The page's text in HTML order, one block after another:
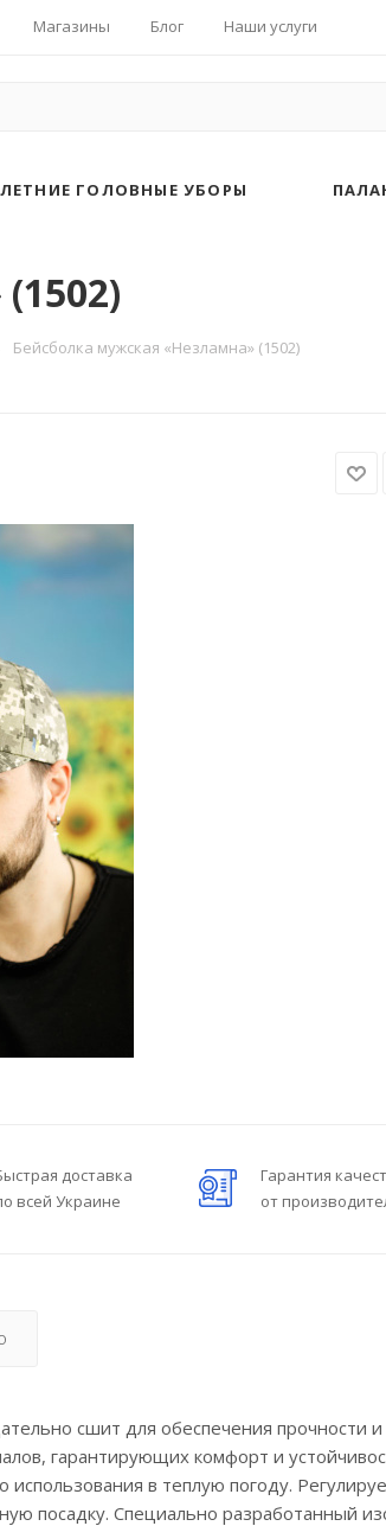
Магазины Блог Наши услуги
ЛЕТНИЕ ГОЛОВНЫЕ УБОРЫ
Бейсболка мужская «Незламна» (1502)
доставка
всей Украине
Гарантия
от
сшит для обеспечения прочности и
гарантирующих комфорт и
в теплую погоду.
посадку. Специально разработанный